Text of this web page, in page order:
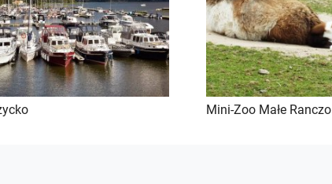
Mini-Zoo Małe Ranczo